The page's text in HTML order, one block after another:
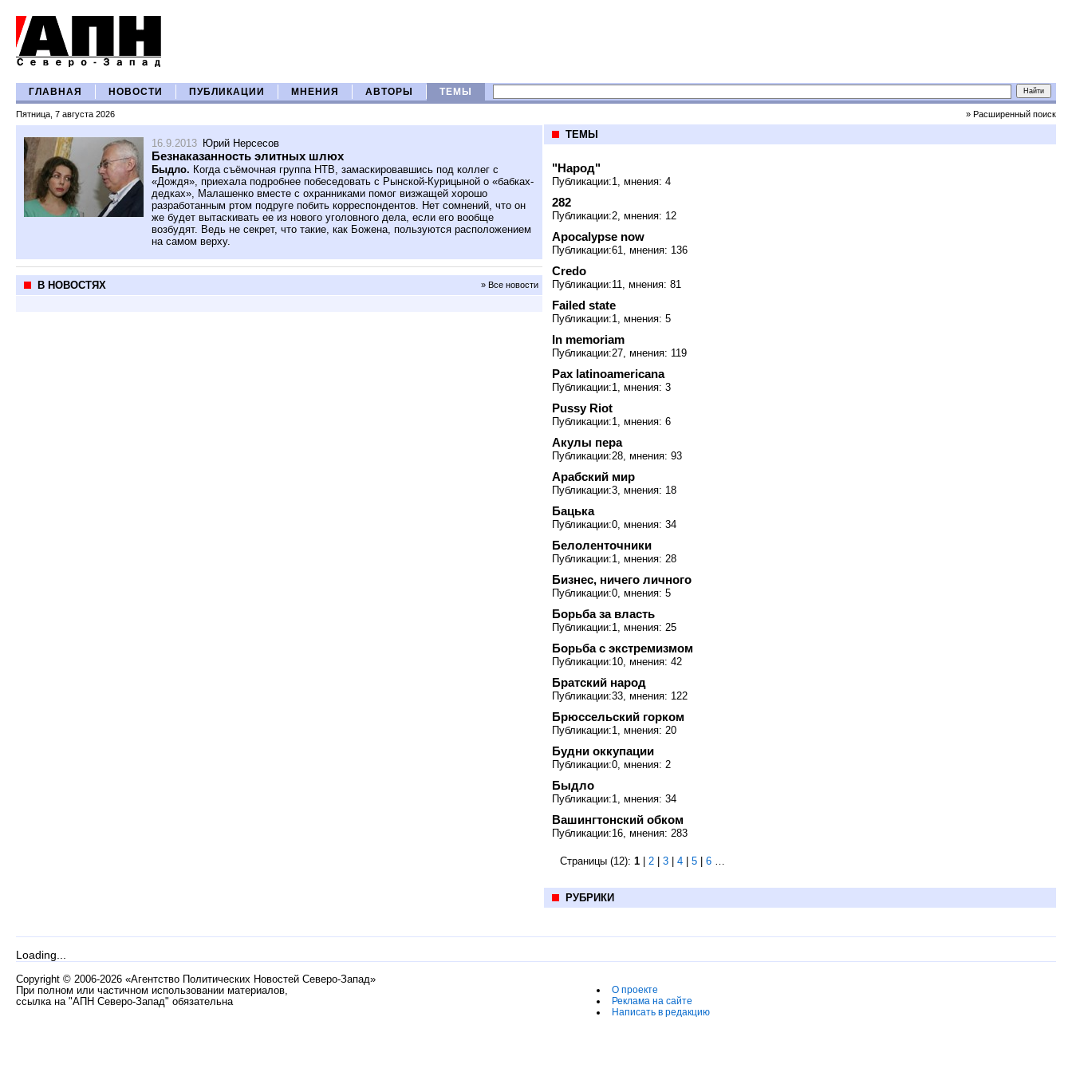
ГЛАВНАЯ НОВОСТИ ПУБЛИКАЦИИ МНЕНИЯ АВТОРЫ ТЕМЫ
Пятница, 7 августа 2026 » Расширенный поиск
16.9.2013 Юрий Нерсесов
Безнаказанность элитных шлюх
Быдло. Когда съёмочная группа НТВ, замаскировавшись под коллег с
«Дождя», приехала подробнее побеседовать с Рынской-Курицыной о «бабках-
дедках», Малашенко вместе с охранниками помог визжащей хорошо
разработанным ртом подруге побить корреспондентов. Нет сомнений, что он
же будет вытаскивать ее из нового уголовного дела, если его вообще
возбудят. Ведь не секрет, что такие, как Божена, пользуются расположением
на самом верху.
В НОВОСТЯХ » Все новости
ТЕМЫ
"Народ"
Публикации:1, мнения: 4
282
Публикации:2, мнения: 12
Apocalypse now
Публикации:61, мнения: 136
Credo
Публикации:11, мнения: 81
Failed state
Публикации:1, мнения: 5
In memoriam
Публикации:27, мнения: 119
Pax latinoamericana
Публикации:1, мнения: 3
Pussy Riot
Публикации:1, мнения: 6
Акулы пера
Публикации:28, мнения: 93
Арабский мир
Публикации:3, мнения: 18
Бацька
Публикации:0, мнения: 34
Белоленточники
Публикации:1, мнения: 28
Бизнес, ничего личного
Публикации:0, мнения: 5
Борьба за власть
Публикации:1, мнения: 25
Борьба с экстремизмом
Публикации:10, мнения: 42
Братский народ
Публикации:33, мнения: 122
Брюссельский горком
Публикации:1, мнения: 20
Будни оккупации
Публикации:0, мнения: 2
Быдло
Публикации:1, мнения: 34
Вашингтонский обком
Публикации:16, мнения: 283
Страницы (12): 1 2 3 4 5 6 …
РУБРИКИ
Loading...
Copyright © 2006-2026 «Агентство Политических Новостей Северо-Запад»
При полном или частичном использовании материалов,
ссылка на "АПН Северо-Запад" обязательна
О проекте
Реклама на сайте
Написать в редакцию